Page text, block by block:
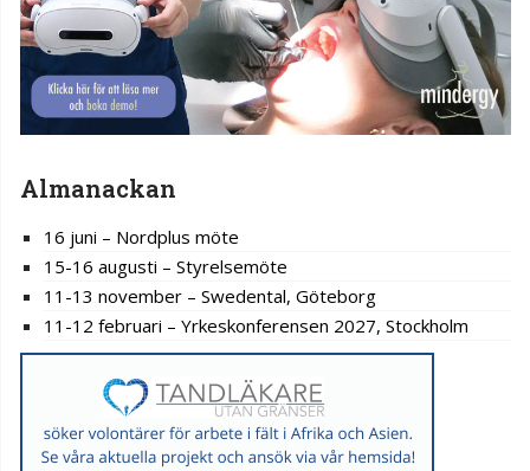
Almanackan
16 juni – Nordplus möte
15-16 augusti – Styrelsemöte
11-13 november – Swedental, Göteborg
11-12 februari – Yrkeskonferensen 2027, Stockholm